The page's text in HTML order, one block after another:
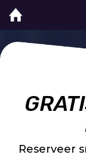
Reserveer